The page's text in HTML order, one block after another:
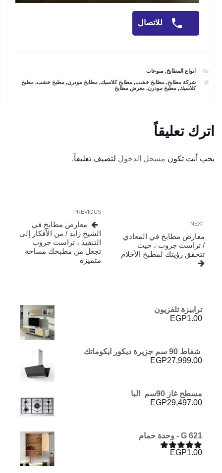
للاتصال
CATEGORIES
انواع المطابخ,منوعات
TAGS
شركة مطابخ,مطابخ خشب,مطابخ كلاسيك,مطابخ مودرن,مطبخ خشب,مطبخ
كلاسيك,مطبخ مودرن,معرض مطابخ
اترك تعليقاً
يجب أنت تكون مسجل الدخول لتضيف تعليقاً.
المقالات
Previous
Post
PREVIOUS
معارض مطابخ في
الشيخ زايد / من الأفكار إلى
التنفيذ ، تراست جروب
تجعل من مطبخك مساحة
متميزة
Next
Post
NEXT
معارض مطابخ في المعادي
/ تراست جروب ، حيث
تتحقق رؤيتك لمطبخ الأحلام
ترابيزة تلفزيون
EGP1.00
شفاط 90 سم جزيرة ديكور ايكوماتك
EGP27,999.00
مسطح غاز 90سم البا
EGP29,497.00
G 621 - وحدة حمام
تم التقييم
EGP1.00